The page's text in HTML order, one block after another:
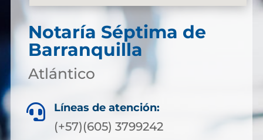
Notaría Séptima de
Barranquilla
Atlántico
 Líneas de atención:
(+57)(605) 3799242